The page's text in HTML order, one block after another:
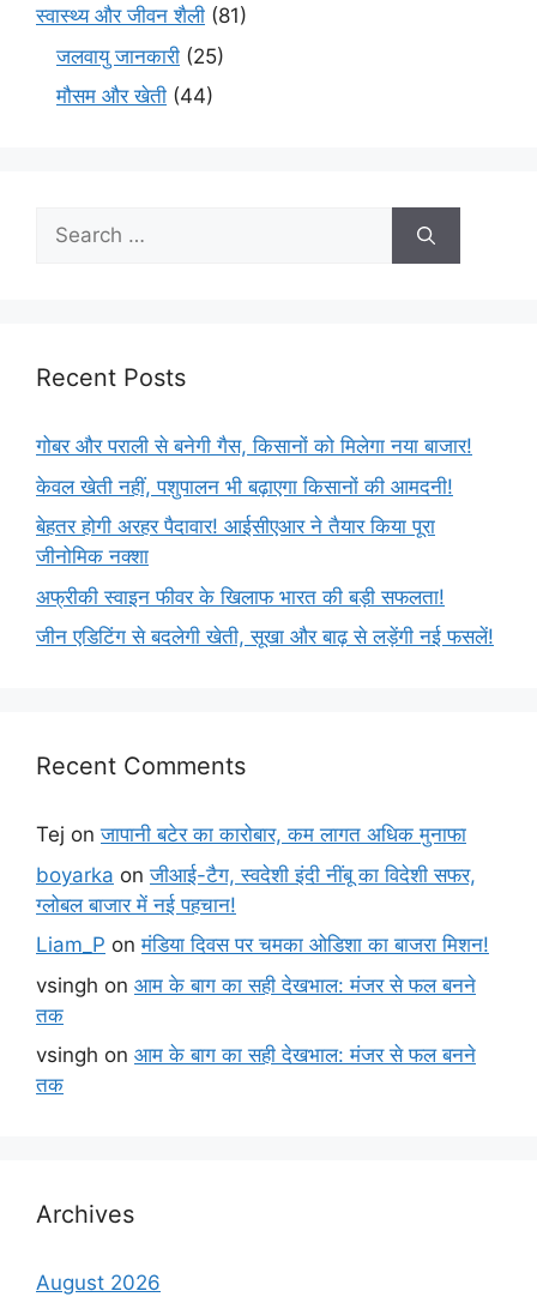
स्वास्थ्य और जीवन शैली (81)
जलवायु जानकारी (25)
मौसम और खेती (44)
Recent Posts
गोबर और पराली से बनेगी गैस, किसानों को मिलेगा नया बाजार!
केवल खेती नहीं, पशुपालन भी बढ़ाएगा किसानों की आमदनी!
बेहतर होगी अरहर पैदावार! आईसीएआर ने तैयार किया पूरा
जीनोमिक नक्शा
अफ्रीकी स्वाइन फीवर के खिलाफ भारत की बड़ी सफलता!
जीन एडिटिंग से बदलेगी खेती, सूखा और बाढ़ से लड़ेंगी नई फसलें!
Recent Comments
Tej onजापानी बटेर का कारोबार, कम लागत अधिक मुनाफा
boyarka onजीआई-टैग, स्वदेशी इंदी नींबू का विदेशी सफर,
ग्लोबल बाजार में नई पहचान!
Liam_P onमंडिया दिवस पर चमका ओडिशा का बाजरा मिशन!
vsingh on आम के बाग का सही देखभाल: मंजर से फल बनने
तक
vsingh on आम के बाग का सही देखभाल: मंजर से फल बनने
तक
Archives
August 2026